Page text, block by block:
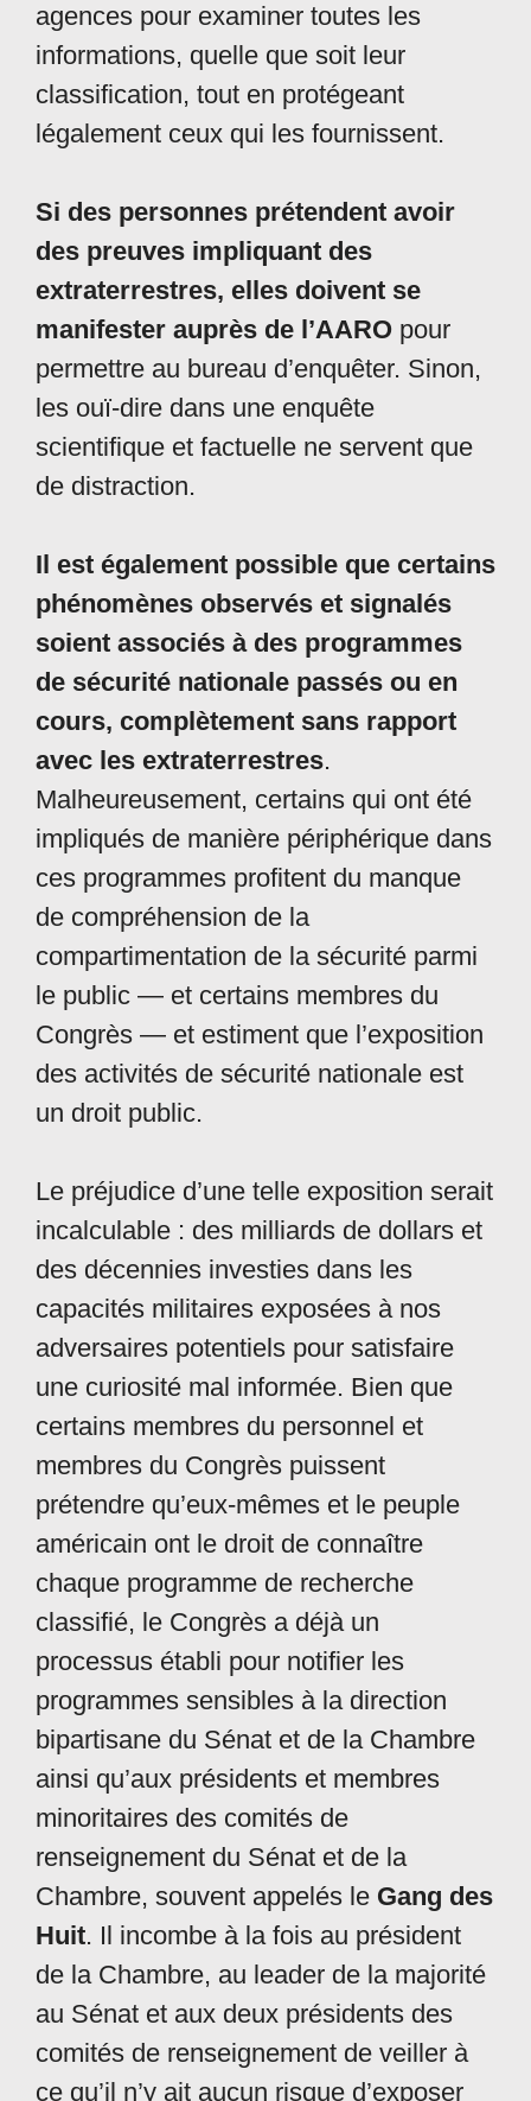
agences pour examiner toutes les
informations, quelle que soit leur
classification, tout en protégeant
légalement ceux qui les fournissent.
Si des personnes prétendent avoir
des preuves impliquant des
extraterrestres, elles doivent se
manifester auprès de l’AARO pour
permettre au bureau d’enquêter. Sinon,
les ouï-dire dans une enquête
scientifique et factuelle ne servent que
de distraction.
Il est également possible que certains
phénomènes observés et signalés
soient associés à des programmes
de sécurité nationale passés ou en
cours, complètement sans rapport
avec les extraterrestres.
Malheureusement, certains qui ont été
impliqués de manière périphérique dans
ces programmes profitent du manque
de compréhension de la
compartimentation de la sécurité parmi
le public — et certains membres du
Congrès — et estiment que l’exposition
des activités de sécurité nationale est
un droit public.
Le préjudice d’une telle exposition serait
incalculable : des milliards de dollars et
des décennies investies dans les
capacités militaires exposées à nos
adversaires potentiels pour satisfaire
une curiosité mal informée. Bien que
certains membres du personnel et
membres du Congrès puissent
prétendre qu’eux-mêmes et le peuple
américain ont le droit de connaître
chaque programme de recherche
classifié, le Congrès a déjà un
processus établi pour notifier les
programmes sensibles à la direction
bipartisane du Sénat et de la Chambre
ainsi qu’aux présidents et membres
minoritaires des comités de
renseignement du Sénat et de la
Chambre, souvent appelés le Gang des
Huit. Il incombe à la fois au président
de la Chambre, au leader de la majorité
au Sénat et aux deux présidents des
comités de renseignement de veiller à
ce qu’il n’y ait aucun risque d’exposer